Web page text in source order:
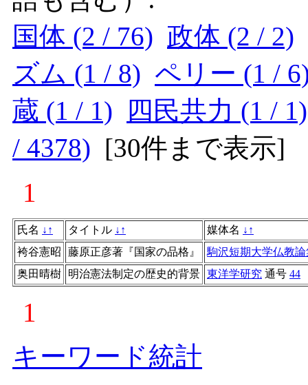
国体 (2 / 76) 政体 (2 / 2)
ズム (1 / 8) ペリー (1 /
蔵 (1 / 1)
四民共力 (1 / 1)
/ 4378) [30件まで表示]
1
氏名 ↓ ↑ タイトル ↓ ↑ 媒体名 ↓ ↑
袴谷憲昭
藤原正彦著『国家の品格』
駒沢短期大学仏教論
奥田晴樹
明治憲法制定の歴史的背景 東洋学研究 通号 44
1
キーワード統計